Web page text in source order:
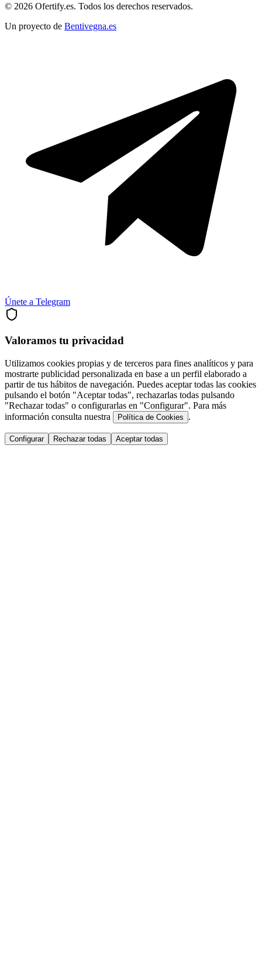
© 2026 Ofertify.es. Todos los derechos reservados.
Un proyecto de Bentivegna.es
Únete a Telegram
Valoramos tu privacidad
Utilizamos cookies propias y de terceros para fines analíticos y para
mostrarte publicidad personalizada en base a un perfil elaborado a
partir de tus hábitos de navegación. Puedes aceptar todas las cookies
pulsando el botón "Aceptar todas", rechazarlas todas pulsando
"Rechazar todas" o configurarlas en "Configurar". Para más
información consulta nuestra
Política de Cookies .
Configurar Rechazar todas Aceptar todas